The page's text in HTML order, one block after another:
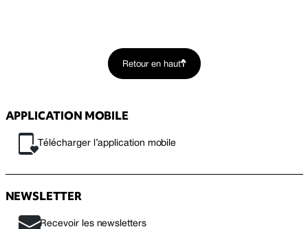
Retour en haut
APPLICATION MOBILE
Télécharger l’application mobile
NEWSLETTER
Recevoir les newsletters